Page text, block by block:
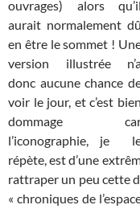
ouvrages) alors qu’il
aurait normalement dû
en être le sommet !
version illustrée
donc aucune chance
voir le jour, et c’est bien
dommage
l’iconographie, je
répète, est d’une
rattraper un peu cette
« chroniques de